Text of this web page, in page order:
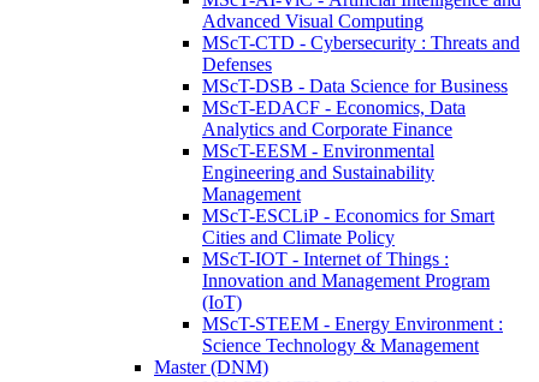
Advanced Visual Computing
MScT-CTD - Cybersecurity : Threats and
Defenses
MScT-DSB - Data Science for Business
MScT-EDACF - Economics, Data
Analytics and Corporate Finance
MScT-EESM - Environmental
Engineering and Sustainability
Management
MScT-ESCLiP - Economics for Smart
Cities and Climate Policy
MScT-IOT - Internet of Things :
Innovation and Management Program
(IoT)
MScT-STEEM - Energy Environment :
Science Technology & Management
Master (DNM)